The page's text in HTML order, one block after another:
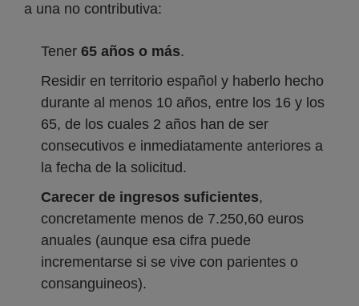
a una no contributiva:
Tener 65 años o más.
Residir en territorio español y haberlo hecho
durante al menos 10 años, entre los 16 y los
65, de los cuales 2 años han de ser
consecutivos e inmediatamente anteriores a
la fecha de la solicitud.
Carecer de ingresos suficientes,
concretamente menos de 7.250,60 euros
anuales (aunque esa cifra puede
incrementarse si se vive con parientes o
consanguineos).